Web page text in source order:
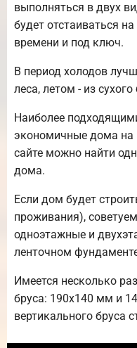
выполняться в двух
будет отстаиваться
времени и под ключ.
В период холодов
леса, летом - из сухого
Наиболее
экономичные дома на
сайте можно найти
дома.
Если дом будет
проживания),
одноэтажные и
ленточном
Имеется несколько
бруса: 190х140 мм и
вертикального бруса